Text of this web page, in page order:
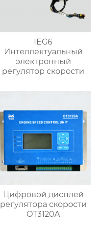
IEG6
Интеллектуальный
электронный
регулятор скорости
Цифровой дисплей
регулятора скорости
OT3120A